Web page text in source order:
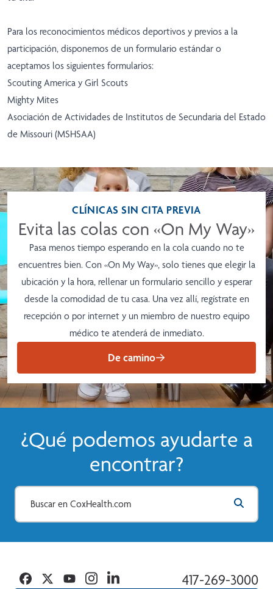
Para los reconocimientos médicos deportivos y previos a la
participación, disponemos de un formulario estándar o
aceptamos los siguientes formularios:
Scouting America y Girl Scouts
Mighty Mites
Asociación de Actividades de Institutos de Secundaria del Estado
de Missouri (MSHSAA)
CLÍNICAS SIN CITA PREVIA
Evita las colas con «On My Way»
Pasa menos tiempo esperando en la cola cuando no te
encuentres bien. Con «On My Way», solo tienes que elegir la
ubicación y la hora, rellenar un formulario sencillo y esperar
desde la comodidad de tu casa. Una vez allí, regístrate en
recepción o por internet y un miembro de nuestro equipo
médico te atenderá de inmediato.
De camino
¿Qué podemos ayudarte a
encontrar?
417-269-3000
Facebook
TwitterYouTubeInstagramLinkedin